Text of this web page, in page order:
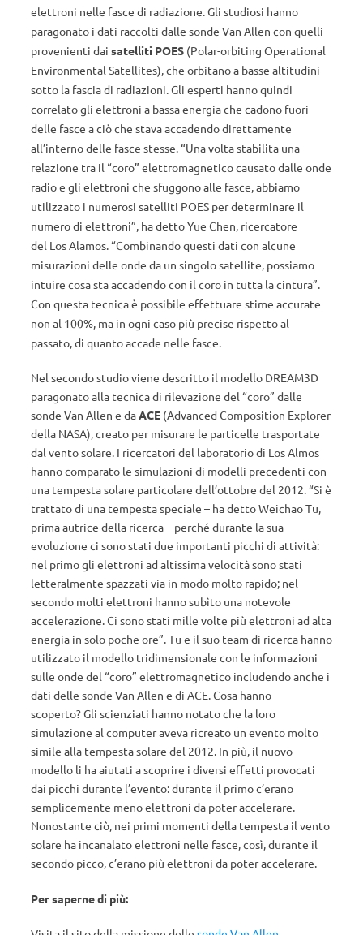
elettroni nelle fasce di radiazione. Gli studiosi hanno
paragonato i dati raccolti dalle sonde Van Allen con quelli
provenienti dai satelliti POES (Polar-orbiting Operational
Environmental Satellites), che orbitano a basse altitudini
sotto la fascia di radiazioni. Gli esperti hanno quindi
correlato gli elettroni a bassa energia che cadono fuori
delle fasce a ciò che stava accadendo direttamente
all’interno delle fasce stesse. “Una volta stabilita una
relazione tra il “coro” elettromagnetico causato dalle onde
radio e gli elettroni che sfuggono alle fasce, abbiamo
utilizzato i numerosi satelliti POES per determinare il
numero di elettroni”, ha detto Yue Chen, ricercatore
del Los Alamos. “Combinando questi dati con alcune
misurazioni delle onde da un singolo satellite, possiamo
intuire cosa sta accadendo con il coro in tutta la cintura”.
Con questa tecnica è possibile effettuare stime accurate
non al 100%, ma in ogni caso più precise rispetto al
passato, di quanto accade nelle fasce.
Nel secondo studio viene descritto il modello DREAM3D
paragonato alla tecnica di rilevazione del “coro” dalle
sonde Van Allen e daACE (Advanced Composition Explorer
della NASA), creato per misurare le particelle trasportate
dal vento solare. I ricercatori del laboratorio di Los Almos
hanno comparato le simulazioni di modelli precedenti con
una tempesta solare particolare dell’ottobre del 2012. “Si è
trattato di una tempesta speciale – ha detto Weichao Tu,
prima autrice della ricerca – perché durante la sua
evoluzione ci sono stati due importanti picchi di attività:
nel primo gli elettroni ad altissima velocità sono stati
letteralmente spazzati via in modo molto rapido; nel
secondo molti elettroni hanno subìto una notevole
accelerazione. Ci sono stati mille volte più elettroni ad alta
energia in solo poche ore”. Tu e il suo team di ricerca hanno
utilizzato il modello tridimensionale con le informazioni
sulle onde del “coro” elettromagnetico includendo anche i
dati delle sonde Van Allen e di ACE. Cosa hanno
scoperto?Gli scienziati hanno notato che la loro
simulazione al computer aveva ricreato un evento molto
simile alla tempesta solare del 2012. In più, il nuovo
modello li ha aiutati a scoprire i diversi effetti provocati
dai picchi durante l’evento: durante il primo c’erano
semplicemente meno elettroni da poter accelerare.
Nonostante ciò, nei primi momenti della tempesta il vento
solare ha incanalato elettroni nelle fasce, così, durante il
secondo picco, c’erano più elettroni da poter accelerare.
Per saperne di più: